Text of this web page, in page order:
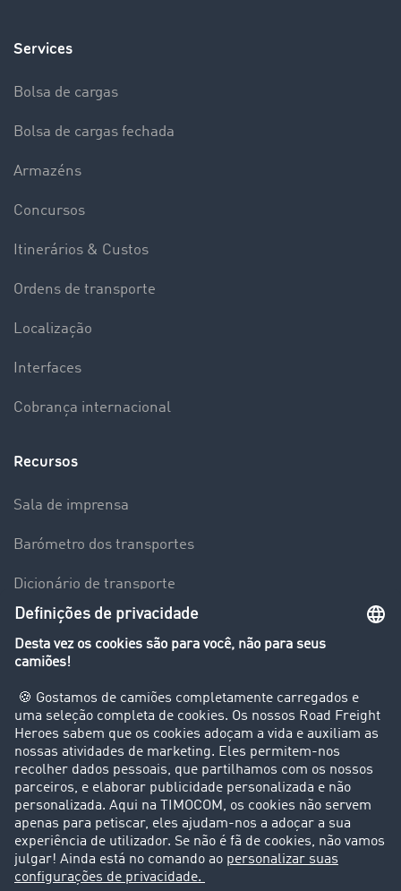
Services
Bolsa de cargas
Bolsa de cargas fechada
Armazéns
Concursos
Itinerários & Custos
Ordens de transporte
Localização
Interfaces
Cobrança internacional
Recursos
Sala de imprensa
Barómetro dos transportes
Dicionário de transporte
Visão geral da Bolsa de Cargas
Clientes recomendam clientes
Casos de sucesso
Suporte
Suporte